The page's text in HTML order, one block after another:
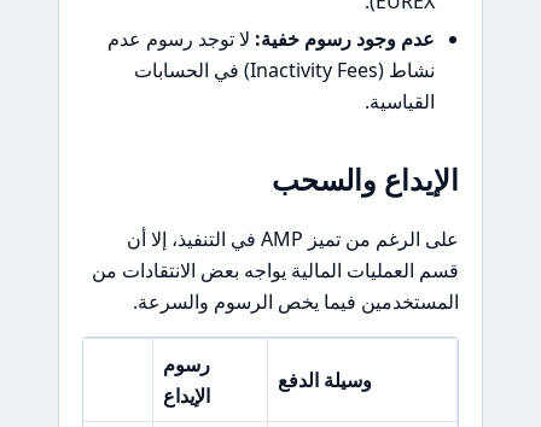
عدم وجود رسوم خفية: لا توجد رسوم عدم
نشاط (Inactivity Fees) في الحسابات
القياسية.
الإيداع والسحب
على الرغم من تميز AMP في التنفيذ، إلا أن
قسم العمليات المالية يواجه بعض الانتقادات من
المستخدمين فيما يخص الرسوم والسرعة.
وسيلة الدفع
رسوم
الإيداع